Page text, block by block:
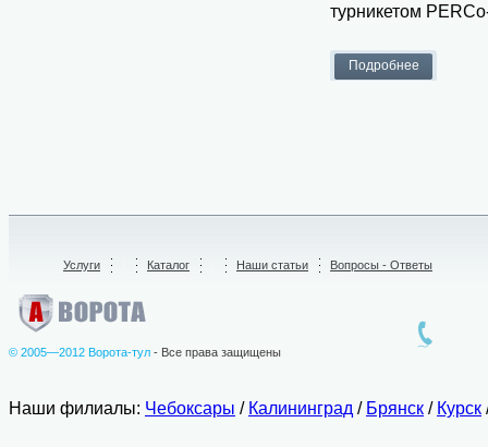
турникетом
Услуги Каталог Наши статьи Вопросы - Ответы
© 2005—2012 Ворота-тул - Все права защищены
Наши филиалы: Чебоксары / Калининград / Брянск / Курск